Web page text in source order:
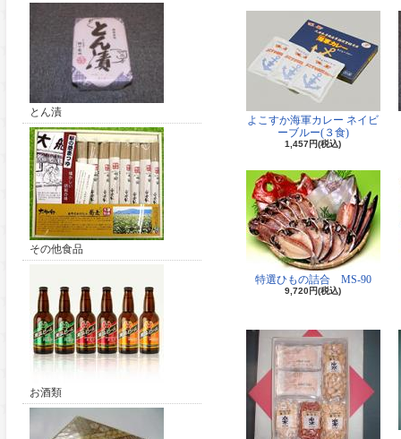
とん漬
その他食品
お酒類
よこすか海軍カレー ネイビ
ーブルー(３食)
1,457円(税込)
特選ひもの詰合 MS-90
9,720円(税込)